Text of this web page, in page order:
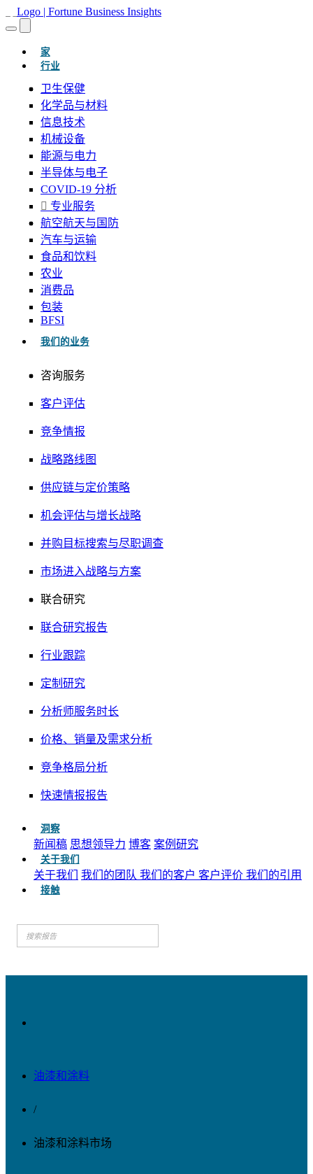
家(当前的)
行业
卫生保健
化学品与材料
信息技术
机械设备
能源与电力
半导体与电子
COVID-19 分析
专业服务
航空航天与国防
汽车与运输
食品和饮料
农业
消费品
包装
BFSI
我们的业务
咨询服务
客户评估
竞争情报
战略路线图
供应链与定价策略
机会评估与增长战略
并购目标搜索与尽职调查
市场进入战略与方案
联合研究
联合研究报告
行业跟踪
定制研究
分析师服务时长
价格、销量及需求分析
竞争格局分析
快速情报报告
洞察
新闻稿 思想领导力 博客 案例研究
关于我们
关于我们 我们的团队 我们的客户 客户评价 我们的引用
接触
油漆和涂料
/
油漆和涂料市场